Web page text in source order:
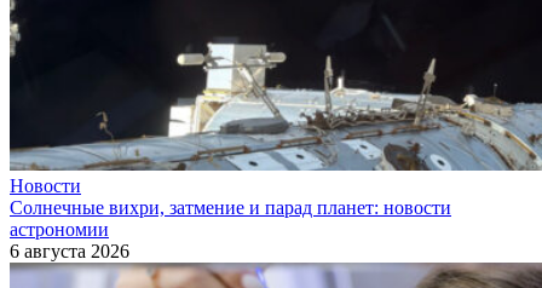
Новости
Солнечные вихри, затмение и парад планет: новости
астрономии
6 августа 2026